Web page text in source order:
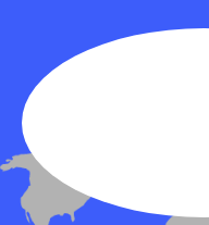
EU法规
CCC认证
其他相关